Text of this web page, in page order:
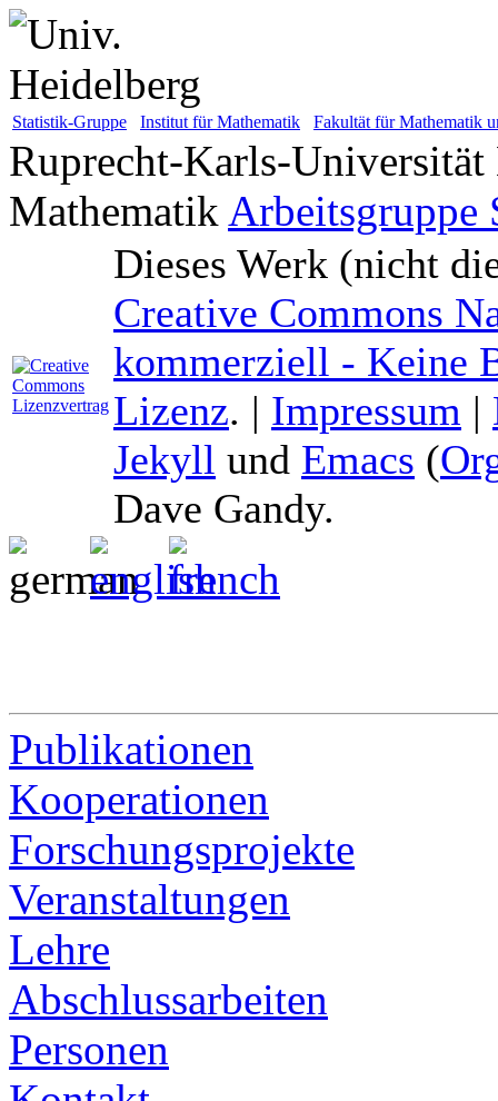
Statistik-Gruppe Institut für Mathematik Fakultät für Mathematik
Ruprecht-Karls-Universität
Mathematik Arbeitsgruppe
Dieses Werk (nicht
Creative Commons
kommerziell - Keine
Lizenz. | Impressum |
Jekyll und Emacs (
Dave Gandy.
Publikationen
Kooperationen
Forschungsprojekte
Veranstaltungen
Lehre
Abschlussarbeiten
Personen